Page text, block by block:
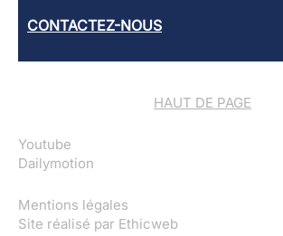
CONTACTEZ-NOUS
HAUT DE PAGE
Youtube
Dailymotion
Mentions légales
Site réalisé par Ethicweb